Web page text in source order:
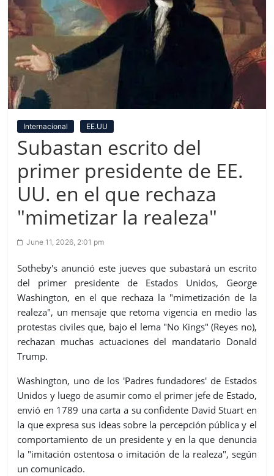
Internacional EE.UU
Subastan escrito del
primer presidente de EE.
UU. en el que rechaza
"mimetizar la realeza"
June 11, 2026, 2:01 pm
Sotheby's anunció este jueves que subastará un escrito
del primer presidente de Estados Unidos, George
Washington, en el que rechaza la "mimetización de la
realeza", un mensaje que retoma vigencia en medio las
protestas civiles que, bajo el lema "No Kings" (Reyes no),
rechazan muchas actuaciones del mandatario Donald
Trump.
Washington, uno de los 'Padres fundadores' de Estados
Unidos y luego de asumir como el primer jefe de Estado,
envió en 1789 una carta a su confidente David Stuart en
la que expresa sus ideas sobre la percepción pública y el
comportamiento de un presidente y en la que denuncia
la "imitación ostentosa o imitación de la realeza", según
un comunicado.